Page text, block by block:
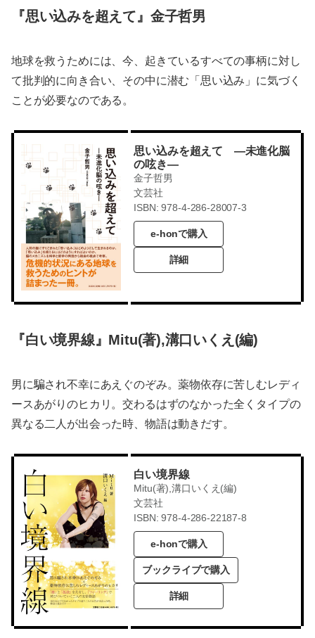
『思い込みを超えて』金子哲男
地球を救うためには、今、起きているすべての事柄に対し
て批判的に向き合い、その中に潜む「思い込み」に気づく
ことが必要なのである。
思い込みを超えて ―未進化脳
の呟き―
金子哲男
文芸社
ISBN: 978-4-286-28007-3
e-honで購入
詳細
『白い境界線』Mitu(著),溝口いくえ(編)
男に騙され不幸にあえぐのぞみ。薬物依存に苦しむレディ
ースあがりのヒカリ。交わるはずのなかった全くタイプの
異なる二人が出会った時、物語は動きだす。
白い境界線
Mitu(著),溝口いくえ(編)
文芸社
ISBN: 978-4-286-22187-8
e-honで購入
ブックライブで購入
詳細